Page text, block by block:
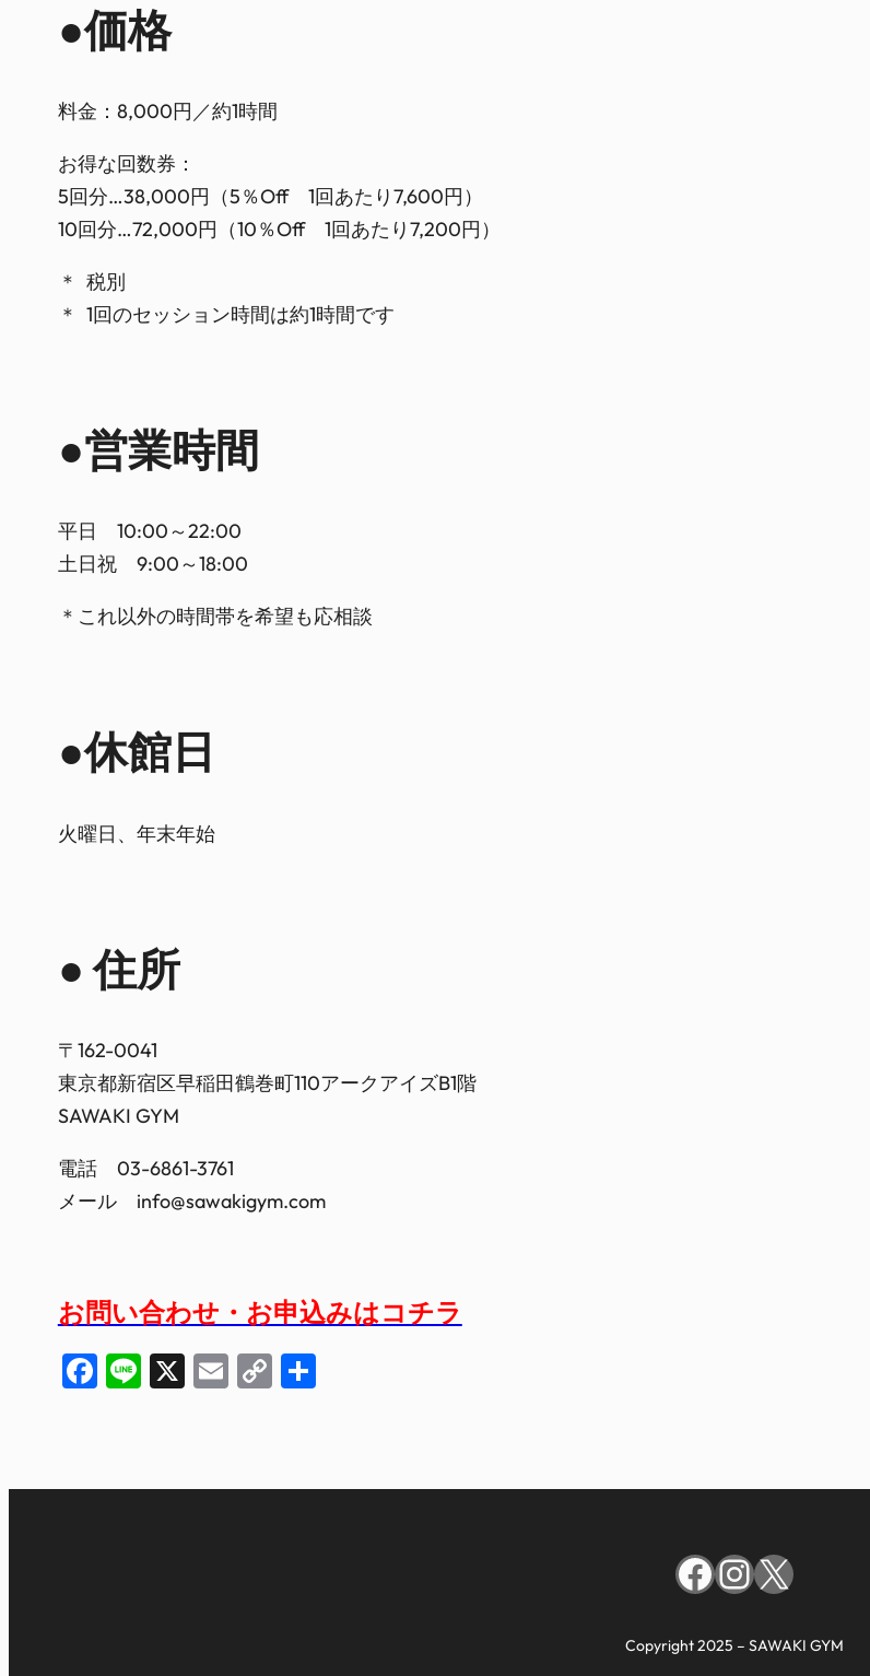
●価格
料金：8,000円／約1時間
お得な回数券：
5回分…38,000円（5％Off 1回あたり7,600円）
10回分…72,000円（10％Off 1回あたり7,200円）
＊ 税別
＊ 1回のセッション時間は約1時間です
●営業時間
平日 10:00～22:00
土日祝 9:00～18:00
＊これ以外の時間帯を希望も応相談
●休館日
火曜日、年末年始
● 住所
〒162-0041
東京都新宿区早稲田鶴巻町110アークアイズB1階
SAWAKI GYM
電話 03-6861-3761
メール info@sawakigym.com
お問い合わせ・お申込みはコチラ
Facebook
Line
X Email
Copy
共
Facebook
Instagram
X
Copyright 2025 – SAWAKI GYM